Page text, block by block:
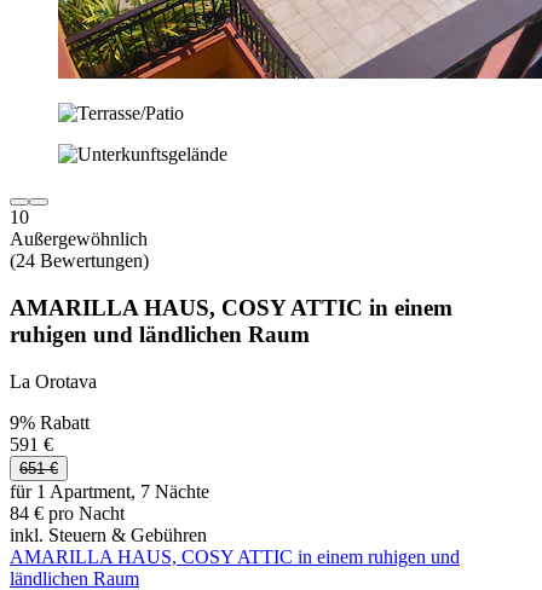
10
Außergewöhnlich
(24 Bewertungen)
AMARILLA HAUS, COSY ATTIC in einem
ruhigen und ländlichen Raum
La Orotava
9% Rabatt
591 €
651 €
für 1 Apartment, 7 Nächte
84 € pro Nacht
inkl. Steuern & Gebühren
AMARILLA HAUS, COSY ATTIC in einem ruhigen und
ländlichen Raum